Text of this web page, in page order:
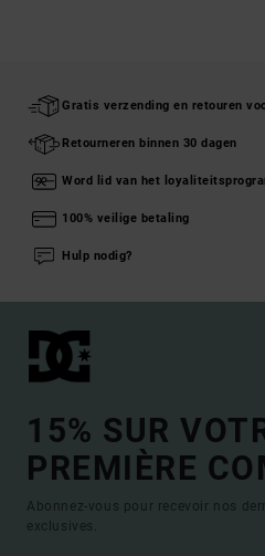
Gratis verzending en retouren
Retourneren binnen 30 dagen
Word lid van het
100% veilige betaling
Hulp nodig?
15% SUR
PREMIÈRE
Abonnez-vous pour recevoir nos
exclusives.